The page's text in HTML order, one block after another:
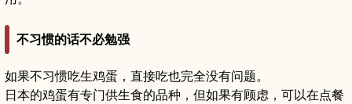
不习惯的话不必勉强
如果不习惯吃生鸡蛋，直接吃也完全没有问题。
日本的鸡蛋有专门供生食的品种，但如果有顾虑，可以在点餐